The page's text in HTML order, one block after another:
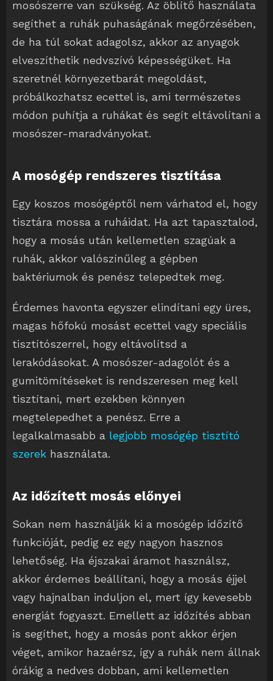
mosószerre van szükség. Az öblítő használata
segíthet a ruhák puhaságának megőrzésében,
de ha túl sokat adagolsz, akkor az anyagok
elveszíthetik nedvszívó képességüket. Ha
szeretnél környezetbarát megoldást,
próbálkozhatsz ecettel is, ami természetes
módon puhítja a ruhákat és segít eltávolítani a
mosószer-maradványokat.
A mosógép rendszeres tisztítása
Egy koszos mosógéptől nem várhatod el, hogy
tisztára mossa a ruháidat. Ha azt tapasztalod,
hogy a mosás után kellemetlen szagúak a
ruhák, akkor valószínűleg a gépben
baktériumok és penész telepedtek meg.
Érdemes havonta egyszer elindítani egy üres,
magas hőfokú mosást ecettel vagy speciális
tisztítószerrel, hogy eltávolítsd a
lerakódásokat. A mosószer-adagolót és a
gumitömítéseket is rendszeresen meg kell
tisztítani, mert ezekben könnyen
megtelepedhet a penész. Erre a
legalkalmasabb a legjobb mosógép tisztító
szerek használata.
Az időzített mosás előnyei
Sokan nem használják ki a mosógép időzítő
funkcióját, pedig ez egy nagyon hasznos
lehetőség. Ha éjszakai áramot használsz,
akkor érdemes beállítani, hogy a mosás éjjel
vagy hajnalban induljon el, mert így kevesebb
energiát fogyaszt. Emellett az időzítés abban
is segíthet, hogy a mosás pont akkor érjen
véget, amikor hazaérsz, így a ruhák nem állnak
órákig a nedves dobban, ami kellemetlen